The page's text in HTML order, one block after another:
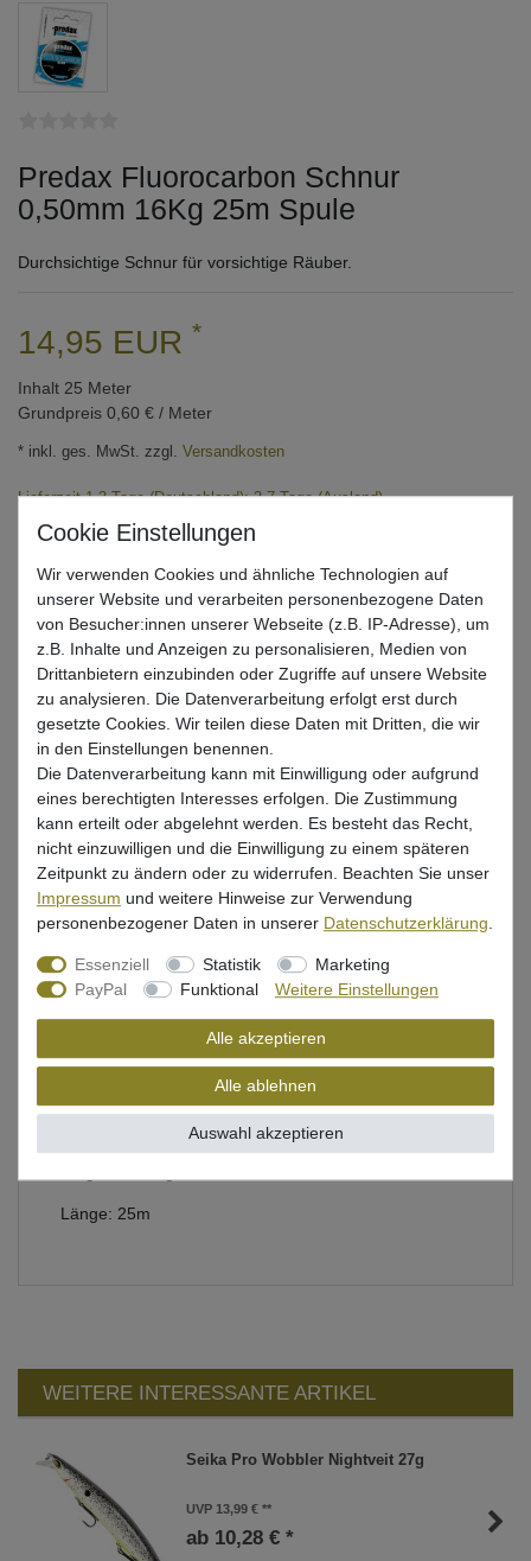
Predax Fluorocarbon Schnur
0,50mm 16Kg 25m Spule
Durchsichtige Schnur für vorsichtige Räuber.
14,95 EUR *
Inhalt 25 Meter
Grundpreis 0,60 € / Meter
* inkl. ges. MwSt. zzgl. Versandkosten
Lieferzeit 1-3 Tage (Deutschland); 3-7 Tage (Ausland)
Mehr als 5 Stück verfügbar
In den Warenkorb
Wunschliste
Beschreibung
Bewertung
Produktsicherheit
Predax Fishing Fluorocarbon Schnur
durchsichtig, knotbar & klemmbar
Durchmesser: 0,50mm
Länge: 25m
WEITERE INTERESSANTE ARTIKEL
Seika Pro Wobbler Nightveit 27g
UVP 13,99 €
ab 10,28 € *
Wir verwenden Cookies und ähnliche Technologien auf
unserer Website und verarbeiten personenbezogene Daten
von Besucher:innen unserer Webseite (z.B. IP-Adresse), um
z.B. Inhalte und Anzeigen zu personalisieren, Medien von
Drittanbietern einzubinden oder Zugriffe auf unsere Website
zu analysieren. Die Datenverarbeitung erfolgt erst durch
gesetzte Cookies. Wir teilen diese Daten mit Dritten, die wir
in den Einstellungen benennen.
Die Datenverarbeitung kann mit Einwilligung oder aufgrund
eines berechtigten Interesses erfolgen. Die Zustimmung
kann erteilt oder abgelehnt werden. Es besteht das Recht,
nicht einzuwilligen und die Einwilligung zu einem späteren
Zeitpunkt zu ändern oder zu widerrufen. Beachten Sie unser
Impressum und weitere Hinweise zur Verwendung
personenbezogener Daten in unserer Daten­schutz­erklärung
Essenziell Statistik
Marketing
PayPal
Funktional Weitere Einstellungen
Alle akzeptieren
Alle ablehnen
Auswahl akzeptieren